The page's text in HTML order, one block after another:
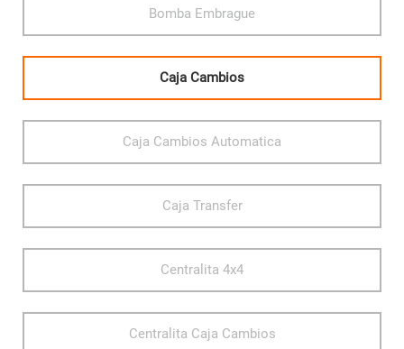
Bomba Embrague
Caja Cambios
Caja Cambios Automatica
Caja Transfer
Centralita 4x4
Centralita Caja Cambios